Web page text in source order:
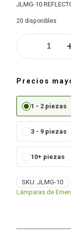
JLMG-10
20 disponibles
Alternative:
Precios
1 - 2 piezas
3 - 9 piezas
10+ piezas
SKU: JLMG-10
Lámparas de